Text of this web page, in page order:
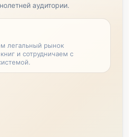
аудитории.
легальный рынок
и сотрудничаем с